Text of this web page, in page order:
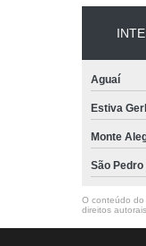
Aguaí
Estiva
Monte
São Pedro
O conteúdo do
direitos autorais